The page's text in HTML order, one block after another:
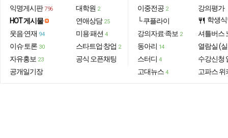
익명게시판 796
HOT 게시물
웃음·연재 94
이슈·토론 30
자유홍보 23
공개일기장
대학원 2
연애상담 25
미용·패션 4
스타트업·창업 2
공식 오픈채팅
이중전공 2
└ 쿠플라이
강의자료·족보 2
동아리 14
스터디 4
고대뉴스 4
강의평가
restaurant 학생
셔틀버스
열람실 (
수강신청
고파스 위